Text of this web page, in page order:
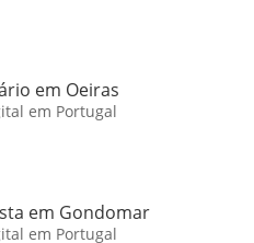
em Oeiras
em Portugal
em Gondomar
em Portugal